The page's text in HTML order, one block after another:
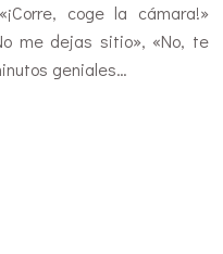
coge la cámara!»
me dejas sitio», «No, te
geniales…